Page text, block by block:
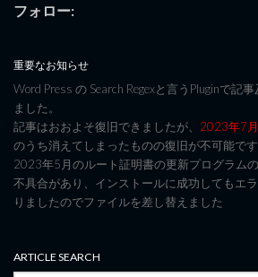
フォロー:
重要なお知らせ
Word Press の Search Regexと言うPluginで記
ました。
記事はおおよそ復旧できましたが、 2023年7月
のうち消えてしまったものの復旧が不可能です
2023年5月のルート証明書の更新プログラム
不具合があり、インストールに成功してもエ
りましたのでファイルを差し替えました
ARTICLE SEARCH